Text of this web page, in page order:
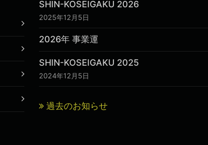
SHIN-KOSEIGAKU 2026
2025年12月5日
2026年 事業運
SHIN-KOSEIGAKU 2025
2024年12月5日
過去のお知らせ